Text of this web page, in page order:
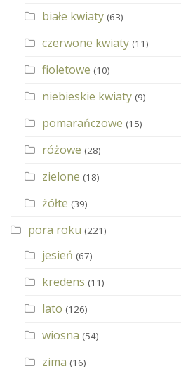
białe kwiaty (63)
czerwone kwiaty (11)
fioletowe (10)
niebieskie kwiaty (9)
pomarańczowe (15)
różowe (28)
zielone (18)
żółte (39)
pora roku (221)
jesień (67)
kredens (11)
lato (126)
wiosna (54)
zima (16)